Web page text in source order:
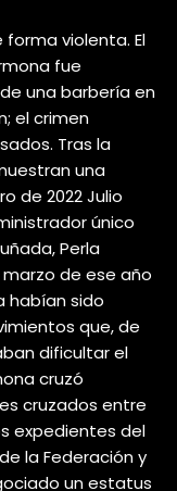
forma violenta. El
fue
una barbería en
el crimen
Tras la
una
de 2022 Julio
único
Perla
marzo de ese año
habían sido
que, de
dificultar el
cruzó
cruzados entre
expedientes del
la Federación y
un estatus